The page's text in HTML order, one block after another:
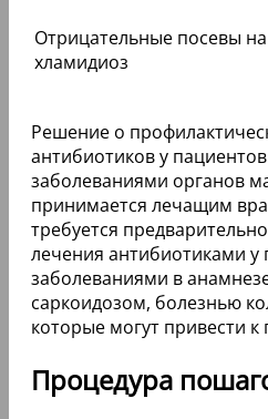
Отрицательные посевы
хламидиоз
Решение о
антибиотиков у
заболеваниями органов
принимается лечащим
требуется
лечения антибиотиками у
заболеваниями в
саркоидозом, болезнью
которые могут привести
Процедура